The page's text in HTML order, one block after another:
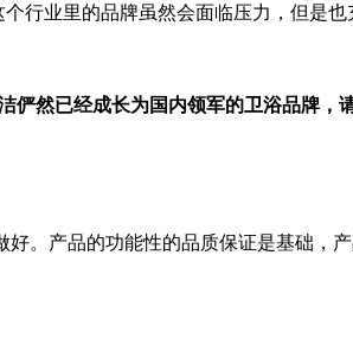
行业里的品牌虽然会面临压力，但是也
俨然已经成长为国内领军的卫浴品牌
。产品的功能性的品质保证是基础，